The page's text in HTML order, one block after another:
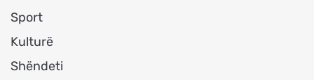
Sport
Kulturë
Shëndeti